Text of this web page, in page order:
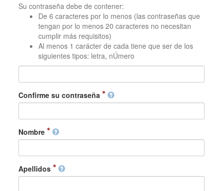
Su contraseña debe de contener:
De 6 caracteres por lo menos (las contraseñas que
tengan por lo menos 20 caracteres no necesitan
cumplir más requisitos)
Al menos 1 carácter de cada tiene que ser de los
siguientes tipos: letra, nÚmero
Confirme su contraseña
Nombre
Apellidos